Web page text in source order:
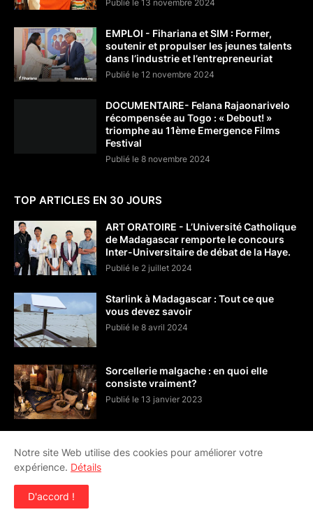
Publié le 13 novembre 2024
EMPLOI - Fihariana et SIM : Former,
soutenir et propulser les jeunes talents
dans l’industrie et l’entrepreneuriat
Publié le 12 novembre 2024
DOCUMENTAIRE- Felana Rajaonarivelo
récompensée au Togo : « Debout! »
triomphe au 11ème Emergence Films
Festival
Publié le 8 novembre 2024
TOP ARTICLES EN 30 JOURS
ART ORATOIRE - L’Université Catholique
de Madagascar remporte le concours
Inter-Universitaire de débat de la Haye.
Publié le 2 juillet 2024
Starlink à Madagascar : Tout ce que
vous devez savoir
Publié le 8 avril 2024
Sorcellerie malgache : en quoi elle
consiste vraiment?
Publié le 13 janvier 2023
© 2013 - 2024
Home Offres de visibilité
Notre site Web utilise des cookies pour améliorer votre
expérience. Détails
D'accord !